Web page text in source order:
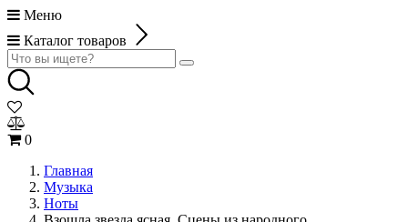
Меню
Каталог товаров
0
Главная
Музыка
Ноты